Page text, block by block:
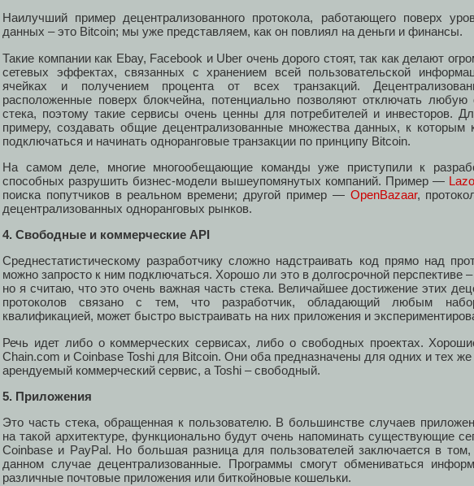
Наилучший пример децентрализованного протокола, работающего поверх
данных – это Bitcoin; мы уже представляем, как он повлиял на деньги и финансы.
Такие компании как Ebay, Facebook и Uber очень дорого стоят, так как делают
сетевых эффектах, связанных с хранением всей пользовательской
ячейках и получением процента от всех транзакций.
расположенные поверх блокчейна, потенциально позволяют отключать любую
стека, поэтому такие сервисы очень ценны для потребителей и инвесторов.
примеру, создавать общие децентрализованные множества данных, к которым
подключаться и начинать одноранговые транзакции по принципу Bitcoin.
На самом деле, многие многообещающие команды уже приступили к
способных разрушить бизнес-модели вышеупомянутых компаний. Пример —
поиска попутчиков в реальном времени; другой пример — OpenBazaar,
децентрализованных одноранговых рынков.
4. Свободные и коммерческие API
Среднестатистическому разработчику сложно надстраивать код прямо над
можно запросто к ним подключаться. Хорошо ли это в долгосрочной перспективе
но я считаю, что это очень важная часть стека. Величайшее достижение этих
протоколов связано с тем, что разработчик, обладающий любым
квалификацией, может быстро выстраивать на них приложения и
Речь идет либо о коммерческих сервисах, либо о свободных проектах.
Chain.com и Coinbase Toshi для Bitcoin. Они оба предназначены для одних и тех
арендуемый коммерческий сервис, а Toshi – свободный.
5. Приложения
Это часть стека, обращенная к пользователю. В большинстве случаев
на такой архитектуре, функционально будут очень напоминать существующие
Coinbase и PayPal. Но большая разница для пользователей заключается в
данном случае децентрализованные. Программы смогут обмениваться
различные почтовые приложения или биткойновые кошельки.